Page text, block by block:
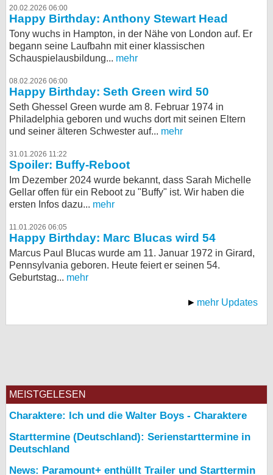
20.02.2026 06:00
Happy Birthday: Anthony Stewart Head
Tony wuchs in Hampton, in der Nähe von London auf. Er
begann seine Laufbahn mit einer klassischen
Schauspielausbildung... mehr
08.02.2026 06:00
Happy Birthday: Seth Green wird 50
Seth Ghessel Green wurde am 8. Februar 1974 in
Philadelphia geboren und wuchs dort mit seinen Eltern
und seiner älteren Schwester auf... mehr
31.01.2026 11:22
Spoiler: Buffy-Reboot
Im Dezember 2024 wurde bekannt, dass Sarah Michelle
Gellar offen für ein Reboot zu "Buffy" ist. Wir haben die
ersten Infos dazu... mehr
11.01.2026 06:05
Happy Birthday: Marc Blucas wird 54
Marcus Paul Blucas wurde am 11. Januar 1972 in Girard,
Pennsylvania geboren. Heute feiert er seinen 54.
Geburtstag... mehr
mehr Updates
MEISTGELESEN
Charaktere: Ich und die Walter Boys - Charaktere
Starttermine (Deutschland): Serienstarttermine in
Deutschland
News: Paramount+ enthüllt Trailer und Starttermin